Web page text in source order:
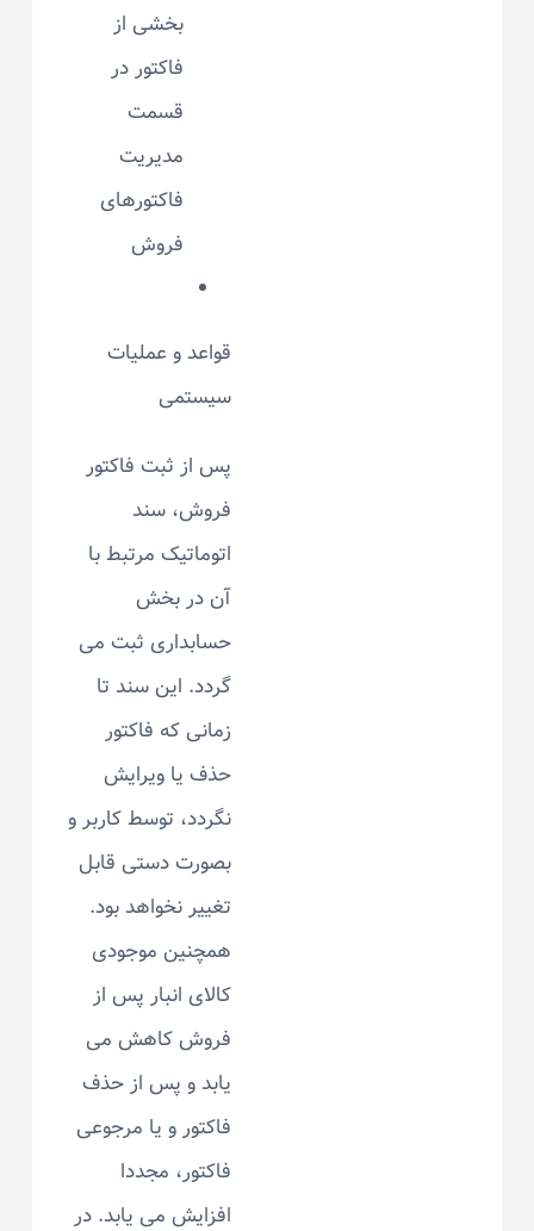
بخشی از
فاکتور در
قسمت
مدیریت
فاکتورهای
فروش
قواعد و عملیات
سیستمی
پس از ثبت فاکتور
فروش، سند
اتوماتیک مرتبط با
آن در بخش
حسابداری ثبت می
گردد. این سند تا
زمانی که فاکتور
حذف یا ویرایش
نگردد، توسط کاربر و
بصورت دستی قابل
تغییر نخواهد بود.
همچنین موجودی
کالای انبار پس از
فروش کاهش می
یابد و پس از حذف
فاکتور و یا مرجوعی
فاکتور، مجددا
افزایش می یابد. در